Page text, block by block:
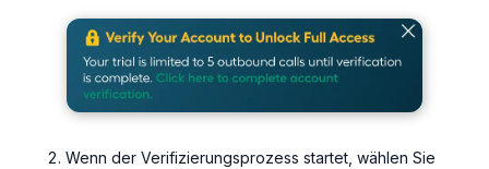
Wenn der Verifizierungsprozess startet, wählen Sie